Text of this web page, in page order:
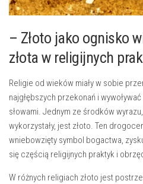
– ⁣Złoto jako ognisko
złota w religijnych
Religie od wieków miały w sobie‌
najgłębszych przekonań i
słowami. Jednym ze środków
wykorzystały,‍ jest złoto. Ten
wniebowzięty symbol bogactwa,
się częścią religijnych praktyk i
W różnych religiach złoto jest​